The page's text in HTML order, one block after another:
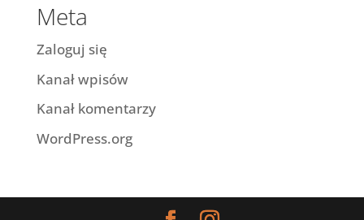
Meta
Zaloguj się
Kanał wpisów
Kanał komentarzy
WordPress.org